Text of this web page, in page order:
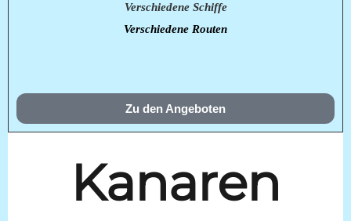
Verschiedene Schiffe
Verschiedene Routen
Zu den Angeboten
Kanaren